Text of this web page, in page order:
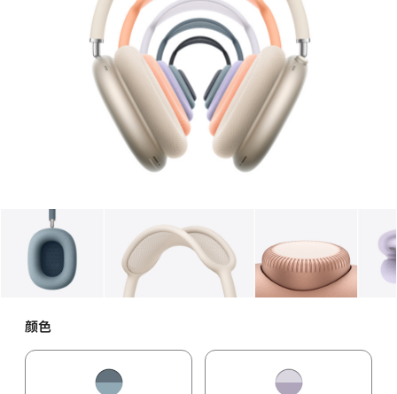
图库 1 图库 图像 图库 图像
颜色